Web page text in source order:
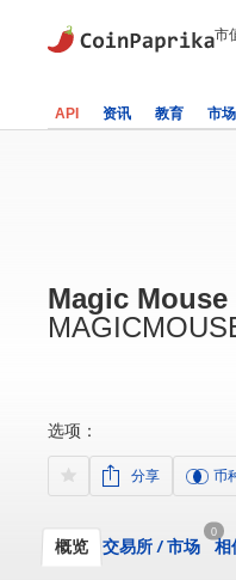
市
API 资讯 教育 市
Magic Mouse
选项：
分享 币
概览 交易所 /市场
0
相